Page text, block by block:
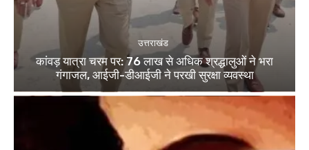
उत्तराखंड
कांवड़ यात्रा चरम पर: 76 लाख से अधिक श्रद्धालुओं ने भरा
गंगाजल, आईजी-डीआईजी ने परखी सुरक्षा व्यवस्था